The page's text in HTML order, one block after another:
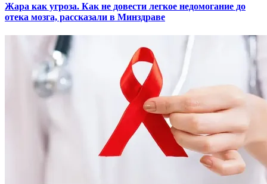
Жара как угроза. Как не довести легкое недомогание до
отека мозга, рассказали в Минздраве